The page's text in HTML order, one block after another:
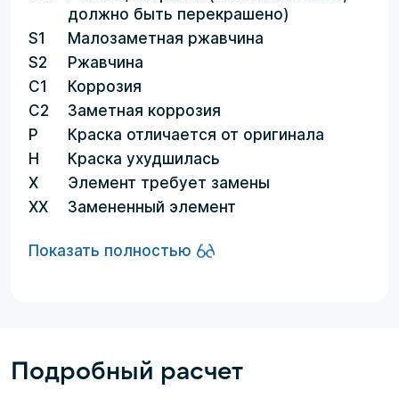
должно быть перекрашено)
S1
Малозаметная ржавчина
S2
Ржавчина
C1
Коррозия
C2
Заметная коррозия
P
Краска отличается от оригинала
H
Краска ухудшилась
X
Элемент требует замены
XX
Замененный элемент
Показать полностью
Подробный расчет